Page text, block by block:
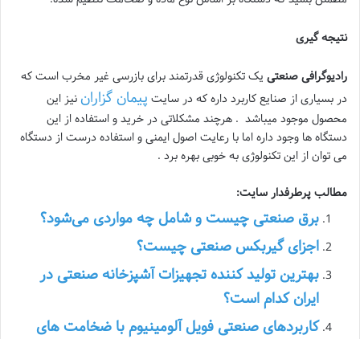
نتیجه گیری
رادیوگرافی صنعتی یک تکنولوژی قدرتمند برای بازرسی غیر مخرب است که
در بسیاری از صنایع کاربرد داره که در سایت پیمان گزاران نیز این
محصول موجود میباشد . هرچند مشکلاتی در خرید و استفاده از این
دستگاه ها وجود داره اما با رعایت اصول ایمنی و استفاده درست از دستگاه
می توان از این تکنولوژی به خوبی بهره برد .
مطالب پرطرفدار سایت:
برق صنعتی چیست و شامل چه مواردی می‌شود؟
اجزای گیربکس صنعتی چیست؟
بهترین تولید کننده تجهیزات آشپزخانه صنعتی در
ایران کدام است؟
کاربردهای صنعتی فویل آلومینیوم با ضخامت های